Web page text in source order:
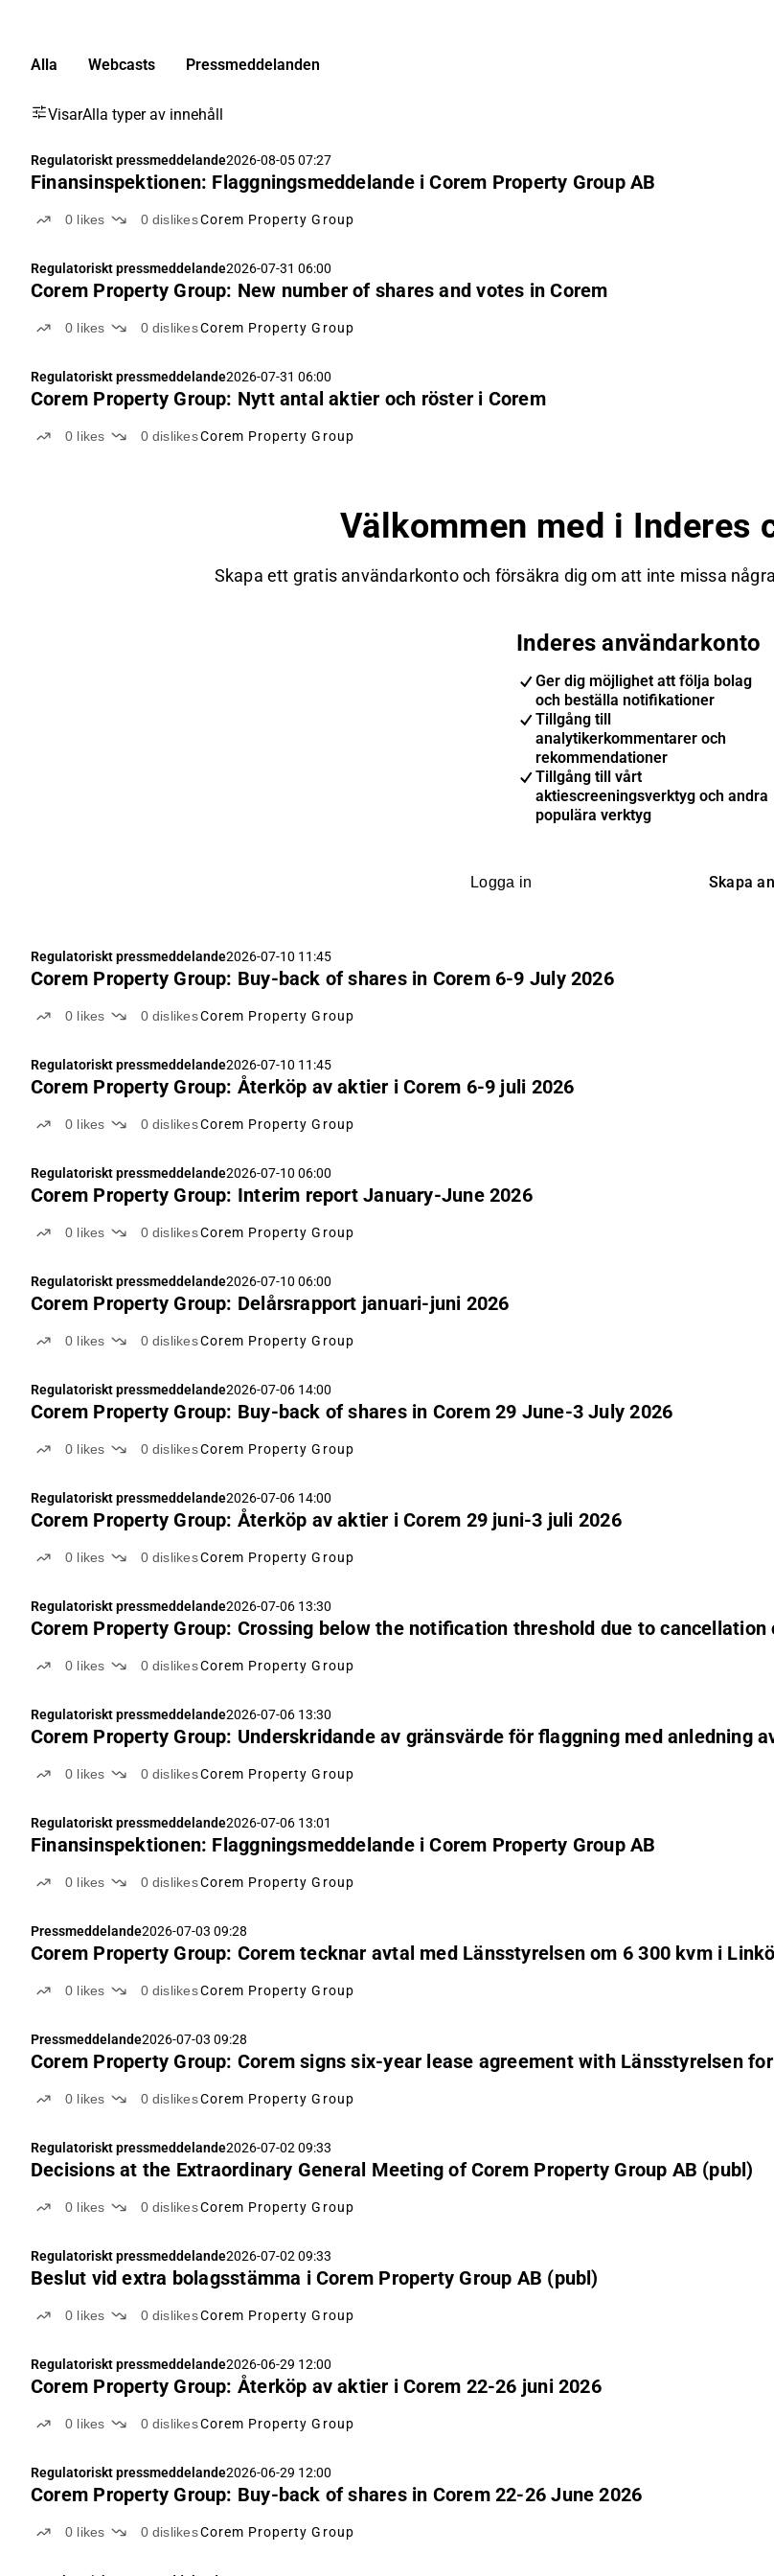
Alla Webcasts Pressmeddelanden
VisarAlla typer av innehåll
Regulatoriskt pressmeddelande2026-08-05 07:27
Finansinspektionen: Flaggningsmeddelande i Corem Property Group AB
0 likes 0 dislikesCorem Property Group
Regulatoriskt pressmeddelande2026-07-31 06:00
Corem Property Group: New number of shares and votes in Corem
0 likes 0 dislikesCorem Property Group
Regulatoriskt pressmeddelande2026-07-31 06:00
Corem Property Group: Nytt antal aktier och röster i Corem
0 likes 0 dislikesCorem Property Group
Välkommen med i Inderes
Skapa ett gratis användarkonto och försäkra dig om att inte missa
Inderes användarkonto
Ger dig möjlighet att följa bolag
och beställa notifikationer
Tillgång till
analytikerkommentarer och
rekommendationer
Tillgång till vårt
aktiescreeningsverktyg och andra
populära verktyg
Logga in Skapa
Regulatoriskt pressmeddelande2026-07-10 11:45
Corem Property Group: Buy-back of shares in Corem 6-9 July 2026
0 likes 0 dislikesCorem Property Group
Regulatoriskt pressmeddelande2026-07-10 11:45
Corem Property Group: Återköp av aktier i Corem 6-9 juli 2026
0 likes 0 dislikesCorem Property Group
Regulatoriskt pressmeddelande2026-07-10 06:00
Corem Property Group: Interim report January-June 2026
0 likes 0 dislikesCorem Property Group
Regulatoriskt pressmeddelande2026-07-10 06:00
Corem Property Group: Delårsrapport januari-juni 2026
0 likes 0 dislikesCorem Property Group
Regulatoriskt pressmeddelande2026-07-06 14:00
Corem Property Group: Buy-back of shares in Corem 29 June-3 July 2026
0 likes 0 dislikesCorem Property Group
Regulatoriskt pressmeddelande2026-07-06 14:00
Corem Property Group: Återköp av aktier i Corem 29 juni-3 juli 2026
0 likes 0 dislikesCorem Property Group
Regulatoriskt pressmeddelande2026-07-06 13:30
Corem Property Group: Crossing below the notification threshold due to cancellation
0 likes 0 dislikesCorem Property Group
Regulatoriskt pressmeddelande2026-07-06 13:30
Corem Property Group: Underskridande av gränsvärde för flaggning med anledning
0 likes 0 dislikesCorem Property Group
Regulatoriskt pressmeddelande2026-07-06 13:01
Finansinspektionen: Flaggningsmeddelande i Corem Property Group AB
0 likes 0 dislikesCorem Property Group
Pressmeddelande2026-07-03 09:28
Corem Property Group: Corem tecknar avtal med Länsstyrelsen om 6 300 kvm i
0 likes 0 dislikesCorem Property Group
Pressmeddelande2026-07-03 09:28
Corem Property Group: Corem signs six-year lease agreement with Länsstyrelsen
0 likes 0 dislikesCorem Property Group
Regulatoriskt pressmeddelande2026-07-02 09:33
Decisions at the Extraordinary General Meeting of Corem Property Group AB (publ)
0 likes 0 dislikesCorem Property Group
Regulatoriskt pressmeddelande2026-07-02 09:33
Beslut vid extra bolagsstämma i Corem Property Group AB (publ)
0 likes 0 dislikesCorem Property Group
Regulatoriskt pressmeddelande2026-06-29 12:00
Corem Property Group: Återköp av aktier i Corem 22-26 juni 2026
0 likes 0 dislikesCorem Property Group
Regulatoriskt pressmeddelande2026-06-29 12:00
Corem Property Group: Buy-back of shares in Corem 22-26 June 2026
0 likes 0 dislikesCorem Property Group